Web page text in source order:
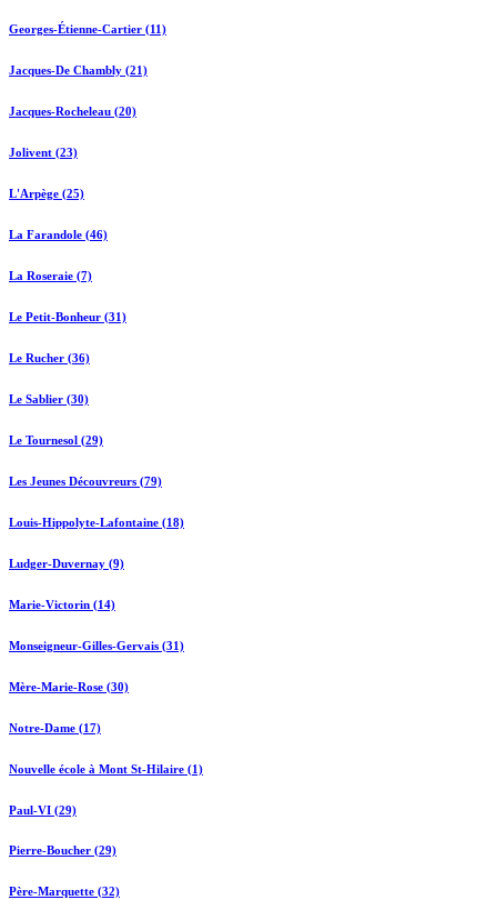
Georges-Étienne-Cartier (11)
Jacques-De Chambly (21)
Jacques-Rocheleau (20)
Jolivent (23)
L'Arpège (25)
La Farandole (46)
La Roseraie (7)
Le Petit-Bonheur (31)
Le Rucher (36)
Le Sablier (30)
Le Tournesol (29)
Les Jeunes Découvreurs (79)
Louis-Hippolyte-Lafontaine (18)
Ludger-Duvernay (9)
Marie-Victorin (14)
Monseigneur-Gilles-Gervais (31)
Mère-Marie-Rose (30)
Notre-Dame (17)
Nouvelle école à Mont St-Hilaire (1)
Paul-VI (29)
Pierre-Boucher (29)
Père-Marquette (32)